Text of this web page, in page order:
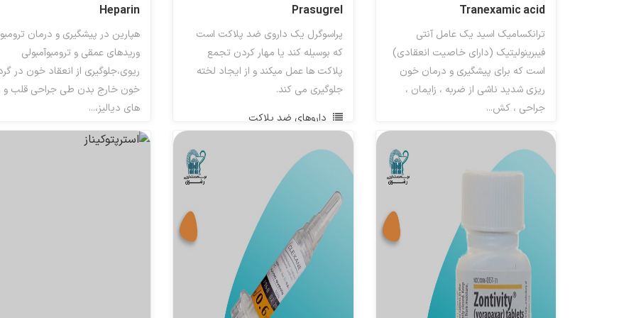
Tranexamic acid
ترانکسامیک اسید یک عامل آنتی
فیبرینولیتیک (دارای خاصیت انعقادی)
است که برای پیشگیری و درمان خون
ریزی شدید ناشی از ضربه ، زایمان ،
جراحی ، کش...
Prasugrel
پراسوگرل یک داروی ضد پلاکت است
که بوسیله کند یا مهار کردن تجمع
پلاکت ها عمل میکند و از ایجاد لخته
جلوگیری می کند.
داروهای ضد پلاکت
Heparin
هپارین در پیشگیری و درمان
وریدهای عمقی و ترومبوآمبولی
ریوی،جلوگیری از انعقاد خون در
خون خارج بدن طی جراحی قلب
های دیالیز،...
ضد انعقاد ها